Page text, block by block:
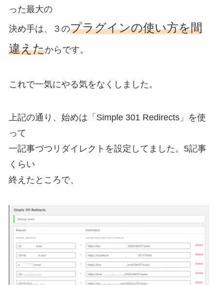
った最大の
決め手は、３のプラグインの使い方を間
違えたからです。
これで一気にやる気をなくしました。
上記の通り、始めは「Simple 301 Redirects」を使
って
一記事づつリダイレクトを設定してました。5記事
くらい
終えたところで、